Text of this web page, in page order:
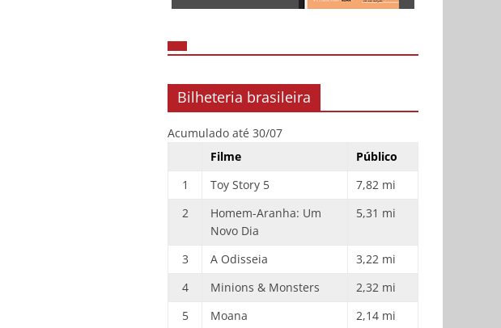
Bilheteria brasileira
Acumulado até 30/07
Filme
Público
1
Toy Story 5
7,82 mi
2
Homem-Aranha: Um
Novo Dia
5,31 mi
3 A Odisseia
3,22 mi
4
Minions & Monsters
2,32 mi
5
Moana
2,14 mi